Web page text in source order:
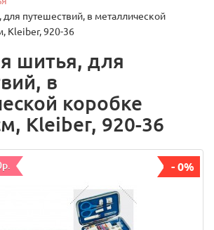
путешествий, в металлической
Kleiber, 920-36
шитья, для
в
коробке
Kleiber, 920-36
- 0%